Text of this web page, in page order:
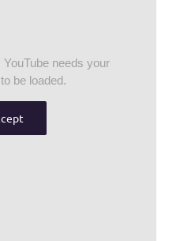
needs your
be loaded.